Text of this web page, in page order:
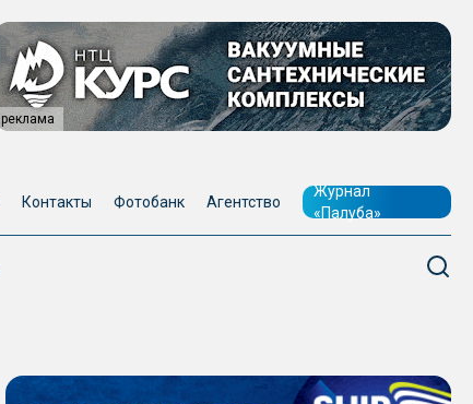
реклама
Контакты Фотобанк Агентство
Журнал
«Палуба»